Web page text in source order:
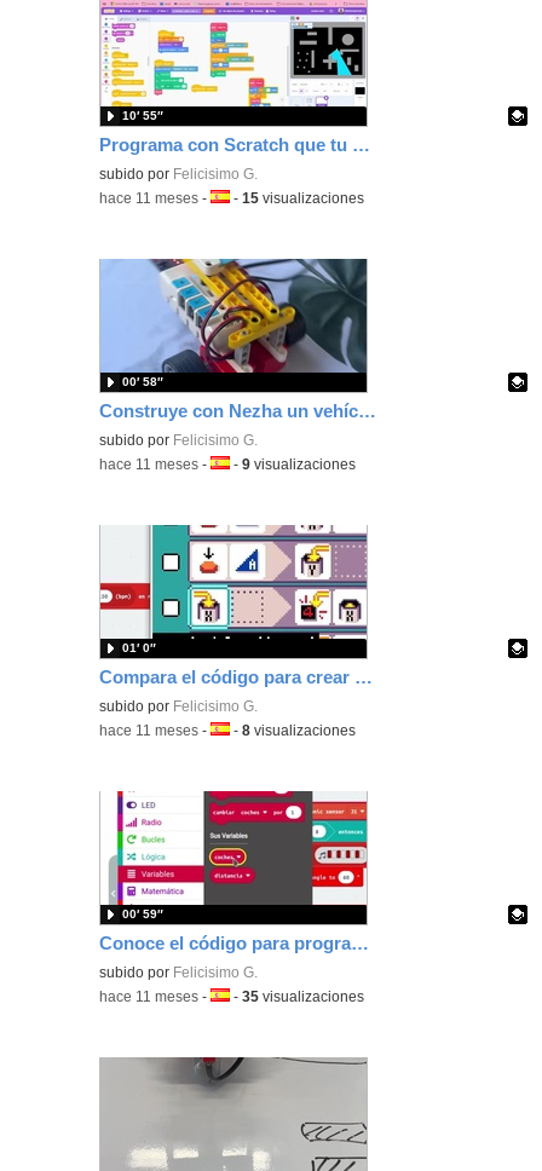
Programa con Scratch que tu personaje envié rayos y escaneé un espacio
Contenido educativo.
subido por Felicisimo G.
10′ 55″
-hace 11 meses -Idioma:
-15 visualizaciones
Construye con Nezha un vehículo de emergencia con sus luces y sonidos programado con MakeCode
Contenido educativo.
subido por Felicisimo G.
00′ 58″
-hace 11 meses -Idioma:
-9 visualizaciones
Compara el código para crear un contador que suma con MakeCode y MicroCode
Contenido educativo.
subido por Felicisimo G.
01′ 0″
-hace 11 meses -Idioma:
-8 visualizaciones
Conoce el código para programar con MakeCode una barrera con contador
Contenido educativo.
subido por Felicisimo G.
00′ 59″
-hace 11 meses -Idioma:
-35 visualizaciones